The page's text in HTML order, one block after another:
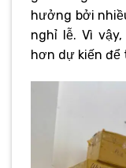
hưởng bởi
nghỉ lễ. Vì
hơn dự kiến để